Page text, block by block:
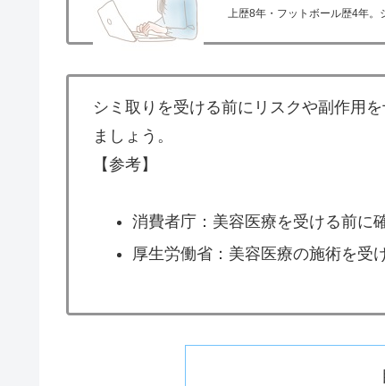
上歴8年・フットボール歴4年。
シミ取りを受ける前にリスクや副作用
ましょう。
【参考】
消費者庁：美容医療を受ける前に
厚生労働省：美容医療の施術を受